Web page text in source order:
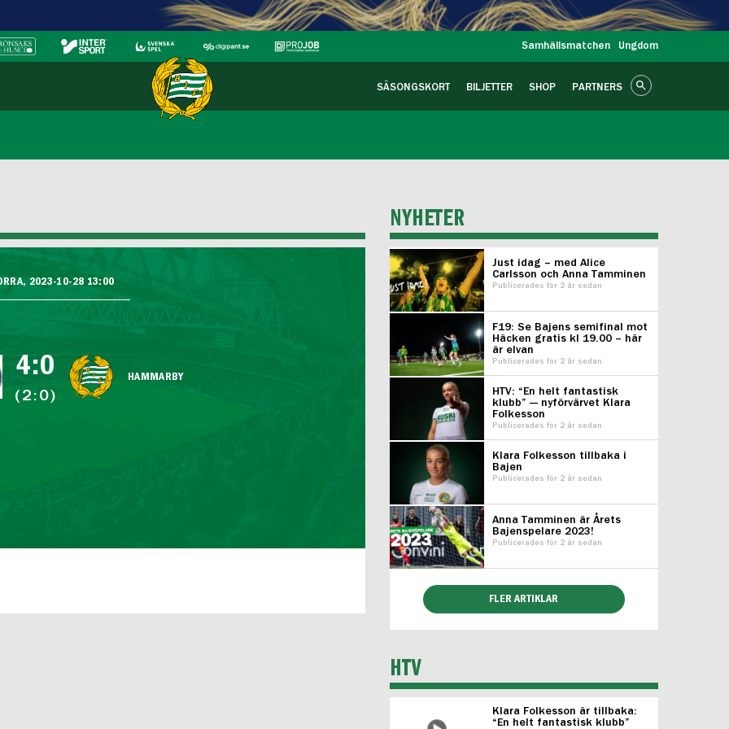
Samhällsmatchen Ungdom
SÄSONGSKORT BILJETTER SHOP PARTNERS
2023-10-28 13:00
4:0
(2:0)
HAMMARBY
NYHETER
Just idag – med Alice
Carlsson och Anna Tamminen
Publicerades för 2 år sedan
F19: Se Bajens semifinal mot
Häcken gratis kl 19.00 – här
är elvan
Publicerades för 2 år sedan
HTV: “En helt fantastisk
klubb” — nyförvärvet Klara
Folkesson
Publicerades för 2 år sedan
Klara Folkesson tillbaka i
Bajen
Publicerades för 2 år sedan
Anna Tamminen är Årets
Bajenspelare 2023!
Publicerades för 2 år sedan
FLER ARTIKLAR
HTV
Klara Folkesson är tillbaka:
“En helt fantastisk klubb”